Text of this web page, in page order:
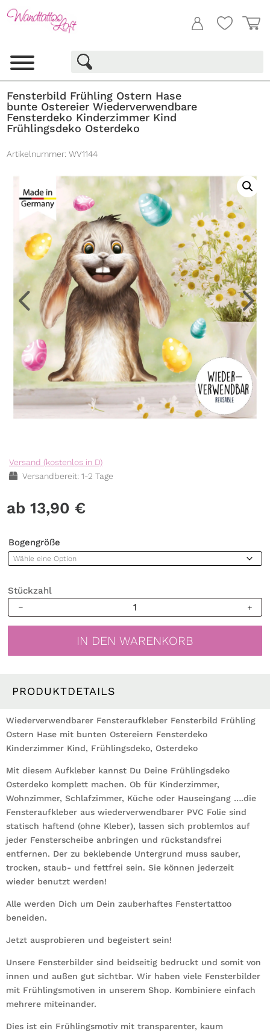
Fensterbild Frühling Ostern Hase
bunte Ostereier Wiederverwendbare
Fensterdeko Kinderzimmer Kind
Frühlingsdeko Osterdeko
Artikelnummer: WV1144
Versand (kostenlos in D)
Versandbereit: 1-2 Tage
13,90 €
Bogengröße
Stückzahl
Frühling
Wiederverwendbare
Kinderzimmer
Kind
Frühlingsdeko
Menge
IN DEN WARENKORB
PRODUKTDETAILS
Wiederverwendbarer Fensteraufkleber Fensterbild Frühling
Ostern Hase mit bunten Ostereiern Fensterdeko
Kinderzimmer Kind, Frühlingsdeko, Osterdeko
Mit diesem Aufkleber kannst Du Deine Frühlingsdeko
Osterdeko komplett machen. Ob für Kinderzimmer,
Wohnzimmer, Schlafzimmer, Küche oder Hauseingang ….die
Fensteraufkleber aus wiederverwendbarer PVC Folie sind
statisch haftend (ohne Kleber), lassen sich problemlos auf
jeder Fensterscheibe anbringen und rückstandsfrei
entfernen. Der zu beklebende Untergrund muss sauber,
trocken, staub- und fettfrei sein. Sie können jederzeit
wieder benutzt werden!
Alle werden Dich um Dein zauberhaftes Fenstertattoo
beneiden.
Jetzt ausprobieren und begeistert sein!
Unsere Fensterbilder sind beidseitig bedruckt und somit von
innen und außen gut sichtbar. Wir haben viele Fensterbilder
mit Frühlingsmotiven in unserem Shop. Kombiniere einfach
mehrere miteinander.
Dies ist ein Frühlingsmotiv mit transparenter, kaum